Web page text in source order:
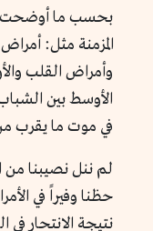
بحسب ما أوضحت
المزمنة مثل:
وأمراض القلب
في موت ما يقرب من 27 ألفاً من الشباب في عام
لم ننل نصيبنا
حظنا وفيراً في
نتيجة الانتحار